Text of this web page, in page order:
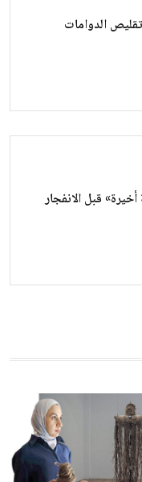
الدوامات
قبل الانفجار